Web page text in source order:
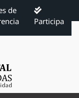
de
Participa